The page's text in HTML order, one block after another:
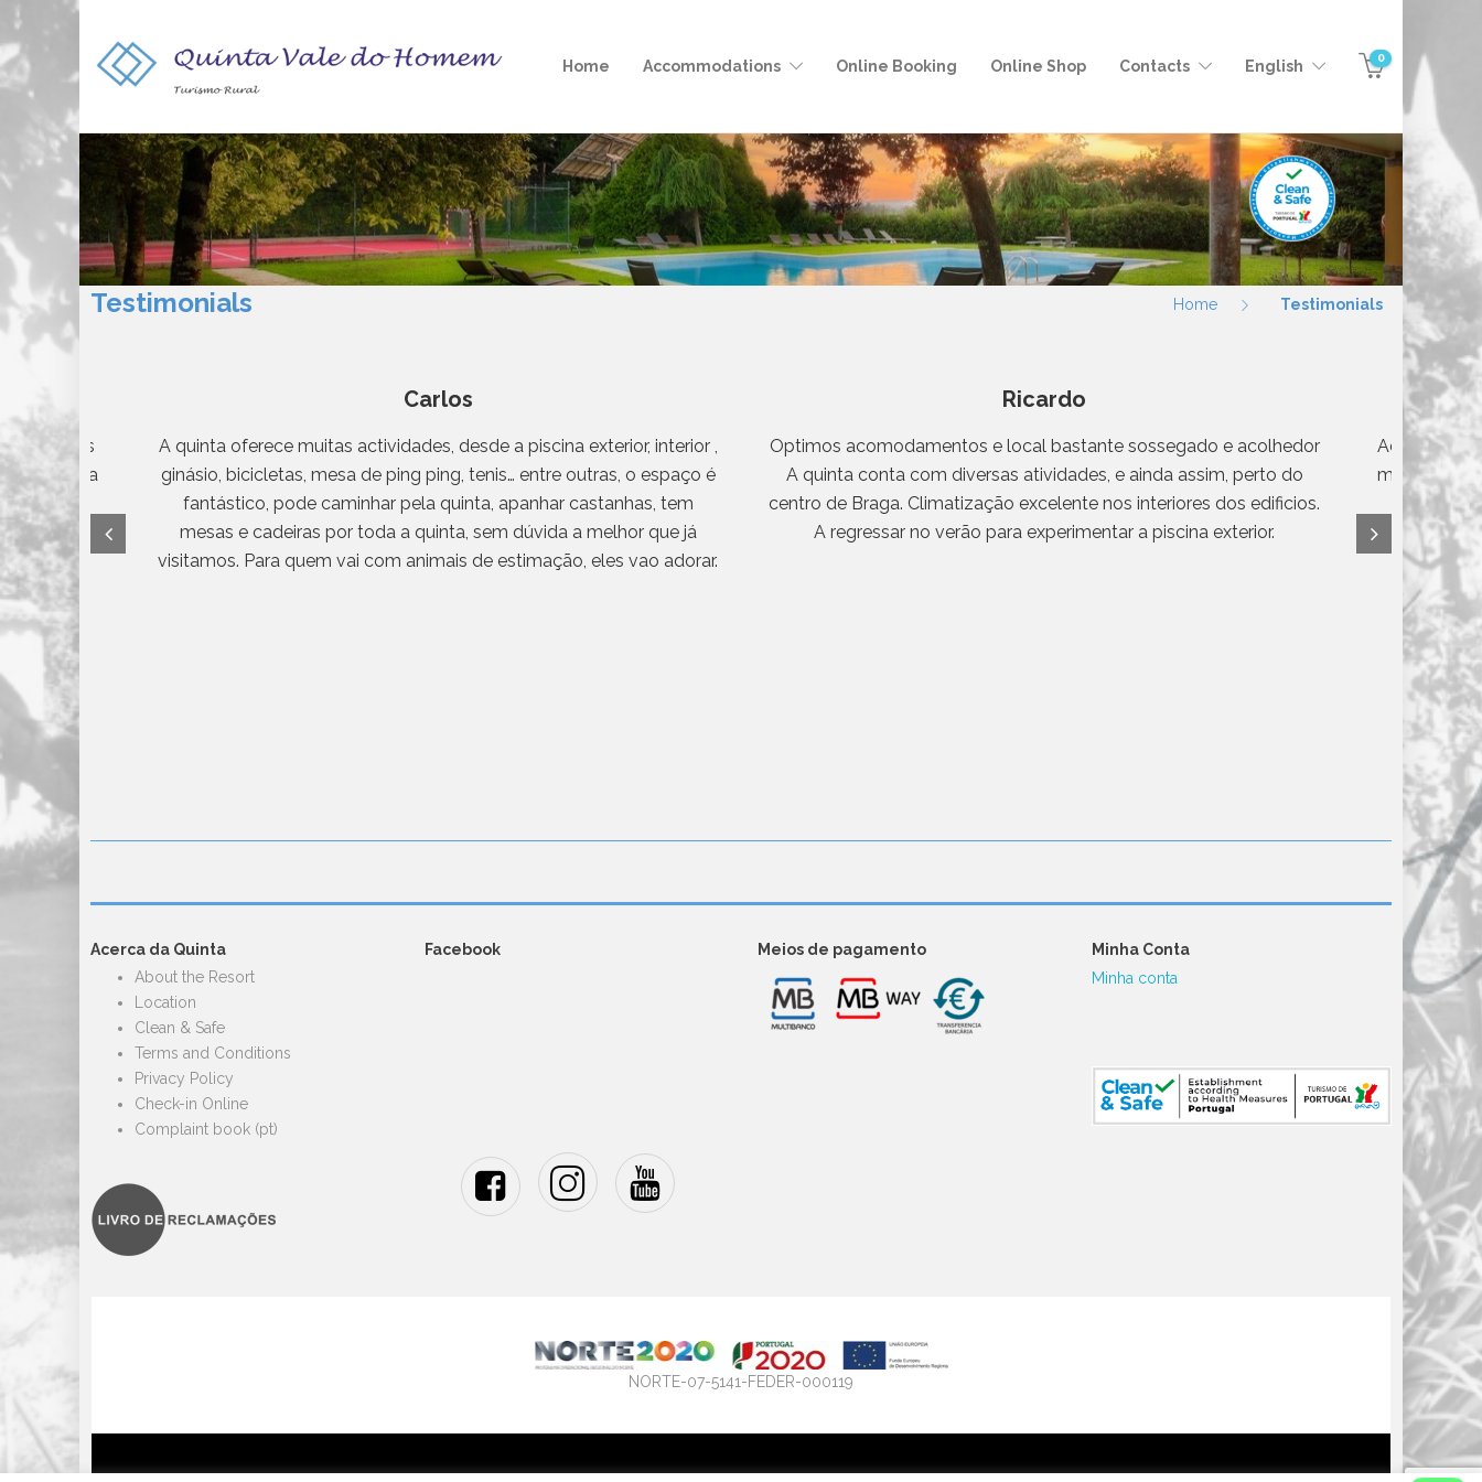
Home Accommodations Online Booking Online Shop Contacts English 0
Testimonials Home Testimonials
espaços
da vida
a-dia. O
excelente
Carlos
A quinta oferece muitas actividades, desde a piscina exterior, interior ,
ginásio, bicicletas, mesa de ping ping, tenis… entre outras, o espaço é
fantástico, pode caminhar pela quinta, apanhar castanhas, tem
mesas e cadeiras por toda a quinta, sem dúvida a melhor que já
visitamos. Para quem vai com animais de estimação, eles vao adorar.
Ricardo
Optimos acomodamentos e local bastante sossegado e acolhedor
A quinta conta com diversas atividades, e ainda assim, perto do
centro de Braga. Climatização excelente nos interiores dos edificios.
A regressar no verão para experimentar a piscina exterior.
Adoramos
muita
Acerca da Quinta
About the Resort
Location
Clean & Safe
Terms and Conditions
Privacy Policy
Check-in Online
Complaint book (pt)
Facebook Meios de pagamento
Minha Conta
Minha conta
NORTE-07-5141-FEDER-000119